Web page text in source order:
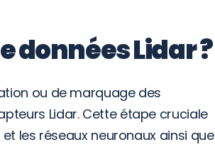
données Lidar ?
ou de marquage des
Lidar. Cette étape cruciale
les réseaux neuronaux ainsi que